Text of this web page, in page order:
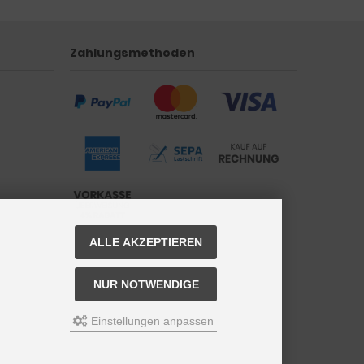
Zahlungsmethoden
ALLE AKZEPTIEREN
NUR NOTWENDIGE
Einstellungen anpassen